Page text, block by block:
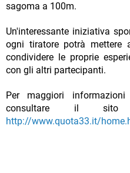
sagoma a 100m.
Un'interessante iniziativa
ogni tiratore potrà mettere
condividere le proprie
con gli altri partecipanti.
Per maggiori
consultare il sito
http://www.quota33.it/